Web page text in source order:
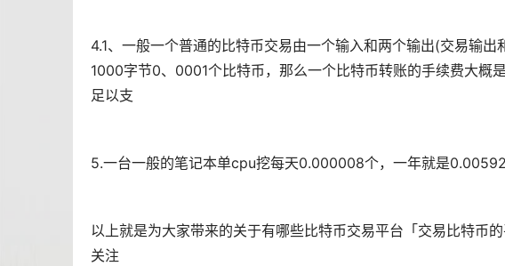
4.1、一般一个普通的比特币交易由一个输入和两个输出(交易输
1000字节0、0001个比特币，那么一个比特币转账的手续费大
足以支
5.一台一般的笔记本单cpu挖每天0.000008个，一年就是
以上就是为大家带来的关于有哪些比特币交易平台「交易比特币
关注